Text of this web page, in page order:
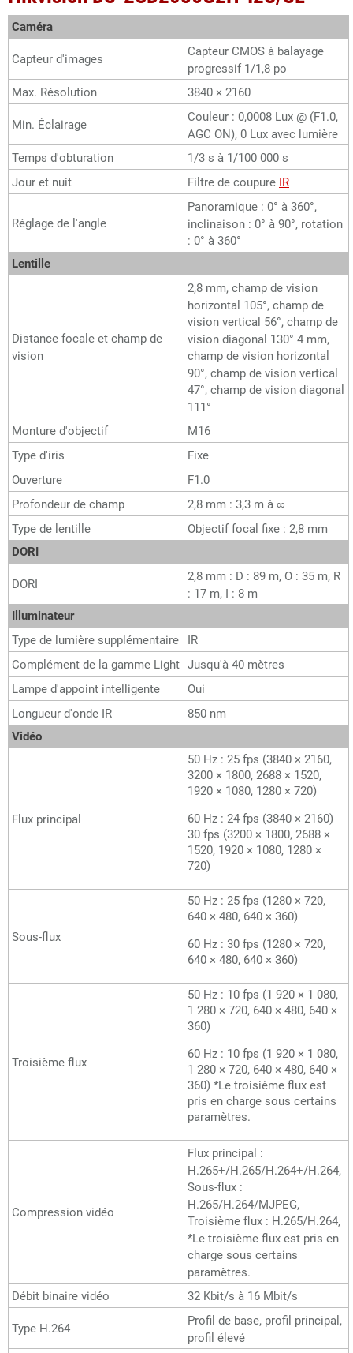
Caméra
Capteur d'images
Capteur CMOS à balayage
progressif 1/1,8 po
Max. Résolution
3840 × 2160
Min. Éclairage
Couleur : 0,0008 Lux @ (F1.0,
AGC ON), 0 Lux avec lumière
Temps d'obturation
1/3 s à 1/100 000 s
Jour et nuit
Filtre de coupure IR
Réglage de l'angle
Panoramique : 0° à 360°,
inclinaison : 0° à 90°, rotation
: 0° à 360°
Lentille
Distance focale et champ de
vision
2,8 mm, champ de vision
horizontal 105°, champ de
vision vertical 56°, champ de
vision diagonal 130° 4 mm,
champ de vision horizontal
90°, champ de vision vertical
47°, champ de vision diagonal
111°
Monture d'objectif
M16
Type d'iris
Fixe
Ouverture
F1.0
Profondeur de champ
2,8 mm : 3,3 m à ∞
Type de lentille
Objectif focal fixe : 2,8 mm
DORI
DORI
2,8 mm : D : 89 m, O : 35 m, R
: 17 m, I : 8 m
Illuminateur
Type de lumière supplémentaire
IR
Complément de la gamme Light Jusqu'à 40 mètres
Lampe d'appoint intelligente
Oui
Longueur d'onde IR
850 nm
Vidéo
Flux principal
50 Hz : 25 fps (3840 × 2160,
3200 × 1800, 2688 × 1520,
1920 × 1080, 1280 × 720)
60 Hz : 24 fps (3840 × 2160)
30 fps (3200 × 1800, 2688 ×
1520, 1920 × 1080, 1280 ×
720)
Sous-flux
50 Hz : 25 fps (1280 × 720,
640 × 480, 640 × 360)
60 Hz : 30 fps (1280 × 720,
640 × 480, 640 × 360)
Troisième flux
50 Hz : 10 fps (1 920 × 1 080,
1 280 × 720, 640 × 480, 640 ×
360)
60 Hz : 10 fps (1 920 × 1 080,
1 280 × 720, 640 × 480, 640 ×
360) *Le troisième flux est
pris en charge sous certains
paramètres.
Compression vidéo
Flux principal :
H.265+/H.265/H.264+/H.264,
Sous-flux :
H.265/H.264/MJPEG,
Troisième flux : H.265/H.264,
*Le troisième flux est pris en
charge sous certains
paramètres.
Débit binaire vidéo
32 Kbit/s à 16 Mbit/s
Type H.264
Profil de base, profil principal,
profil élevé